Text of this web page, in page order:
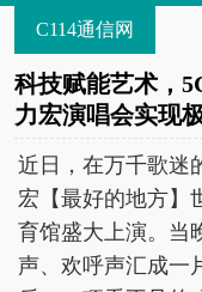
C114通信网
科技赋能艺术，
力宏演唱会实现
近日，在万千歌迷
宏【最好的地方】
育馆盛大上演。当
声、欢呼声汇成一